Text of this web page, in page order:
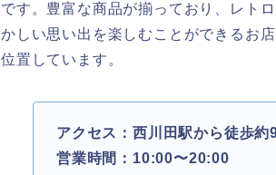
です。豊富な商品が揃っており、レト
かしい思い出を楽しむことができるお
位置しています。
アクセス：西川田駅から徒歩約
営業時間：10:00〜20:00